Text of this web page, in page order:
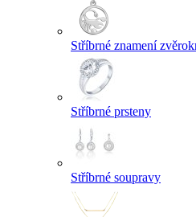
Stříbrné znamení
Stříbrné prsteny
Stříbrné soupravy